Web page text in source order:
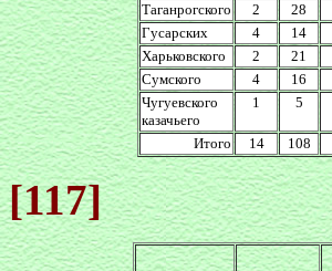
Таганрогского
2 28
Гусарских
4 14
Харьковского
2 21
Сумского
4 16
Чугуевского
казачьего
1 5
Итого 14 108
[117]